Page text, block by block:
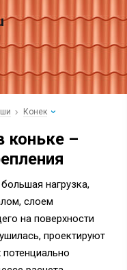
Конек
коньке –
нагрузка,
слоем
на поверхности
проектируют